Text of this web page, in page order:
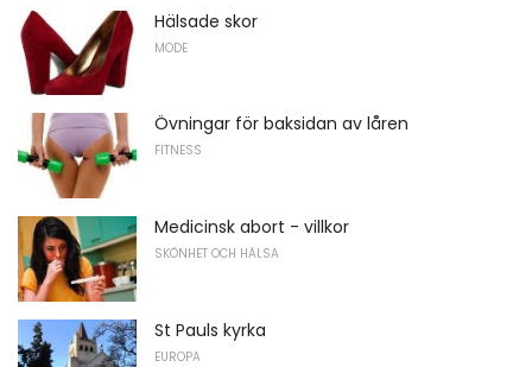
Hälsade skor
MODE
Övningar för baksidan av låren
FITNESS
Medicinsk abort - villkor
SKÖNHET OCH HÄLSA
St Pauls kyrka
EUROPA